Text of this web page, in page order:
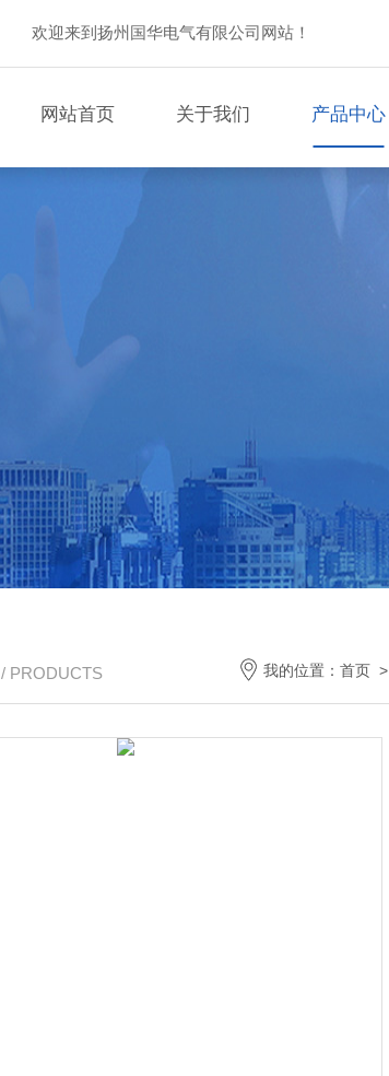
欢迎来到扬州国华电气有限公司网站！
网站首页 关于我们 产品中心
/ PRODUCTS 我的位置： 首页 >